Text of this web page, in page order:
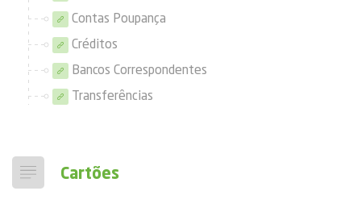
Contas Poupança
Créditos
Bancos Correspondentes
Transferências
Cartões